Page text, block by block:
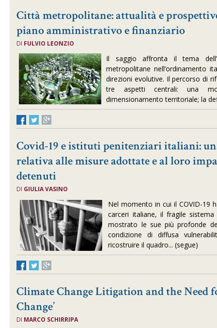
Città metropolitane: attualità e
piano amministrativo e finanziario
DI FULVIO LEONZIO
Il saggio affronta il tema
metropolitane nell’ordinamento
direzioni evolutive. Il percorso di
tre aspetti centrali: una
dimensionamento territoriale; la
Covid-19 e istituti penitenziari italiani:
relativa alle misure adottate e al loro
detenuti
DI GIULIA VASINO
Nel momento in cui il COVID-19
carceri italiane, il fragile
mostrato le sue più profonde
condizione di diffusa
ricostruire il quadro... (segue)
Climate Change Litigation and the Need
Change’
DI MARCO SCHIRRIPA